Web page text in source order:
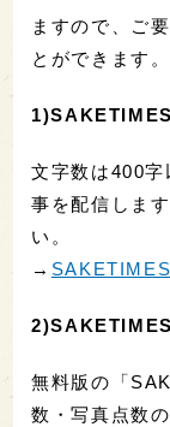
ますので、ご
とができます。
文字数は400
事を配信しま
い。
→
無料版の「
数・写真点数